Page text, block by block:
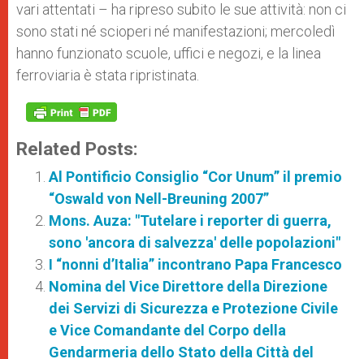
vari attentati – ha ripreso subito le sue attività: non ci
sono stati né scioperi né manifestazioni; mercoledì
hanno funzionato scuole, uffici e negozi, e la linea
ferroviaria è stata ripristinata.
Related Posts:
Al Pontificio Consiglio “Cor Unum” il premio
“Oswald von Nell-Breuning 2007”
Mons. Auza: "Tutelare i reporter di guerra,
sono 'ancora di salvezza' delle popolazioni"
I “nonni d’Italia” incontrano Papa Francesco
Nomina del Vice Direttore della Direzione
dei Servizi di Sicurezza e Protezione Civile
e Vice Comandante del Corpo della
Gendarmeria dello Stato della Città del